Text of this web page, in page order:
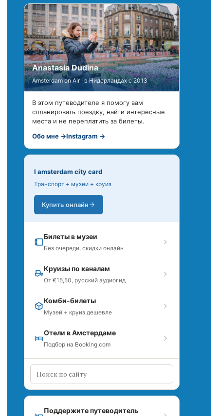
Anastasia Dudina
Amsterdam on Air · в Нидерландах с 2013
В этом путеводителе я помогу вам
спланировать поездку, найти интересные
места и не переплатить за билеты.
Обо мне →Instagram →
I amsterdam city card
Транспорт + музеи + круиз
Купить онлайн
Билеты в музеи
Без очереди, скидки онлайн
Круизы по каналам
От €15,50, русский аудиогид
Комби-билеты
Музей + круиз дешевле
Отели в Амстердаме
Подбор на Booking.com
Поддержите путеводитель